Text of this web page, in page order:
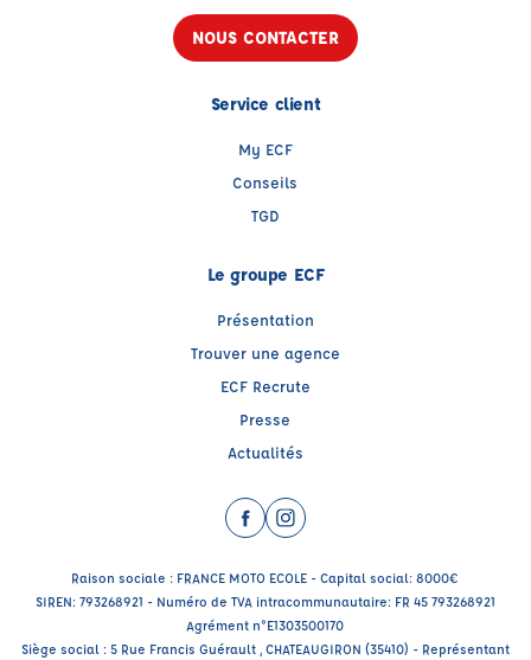
NOUS CONTACTER
Service client
My ECF
Conseils
TGD
Le groupe ECF
Présentation
Trouver une agence
ECF Recrute
Presse
Actualités
Facebook (nouvelle fenêtre)
Instagram (nouvelle fenêtre)
Raison sociale : FRANCE MOTO ECOLE - Capital social: 8000€
SIREN: 793268921 - Numéro de TVA intracommunautaire: FR 45 793268921
Agrément n°E1303500170
Siège social : 5 Rue Francis Guérault , CHATEAUGIRON (35410) - Représentant